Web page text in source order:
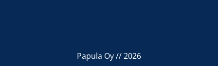
Papula Oy // 2026